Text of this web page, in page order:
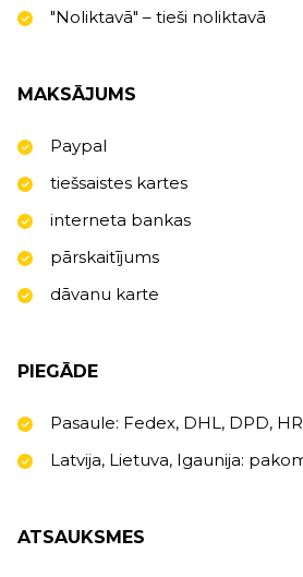
"Noliktavā" – tieši noliktavā
MAKSĀJUMS
Paypal
tiešsaistes kartes
interneta bankas
pārskaitījums
dāvanu karte
PIEGĀDE
Pasaule: Fedex, DHL, DPD,
Latvija, Lietuva, Igaunija:
ATSAUKSMES